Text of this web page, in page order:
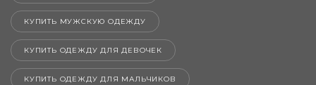
КУПИТЬ МУЖСКУЮ ОДЕЖДУ
КУПИТЬ ОДЕЖДУ ДЛЯ ДЕВОЧЕК
КУПИТЬ ОДЕЖДУ ДЛЯ МАЛЬЧИКОВ